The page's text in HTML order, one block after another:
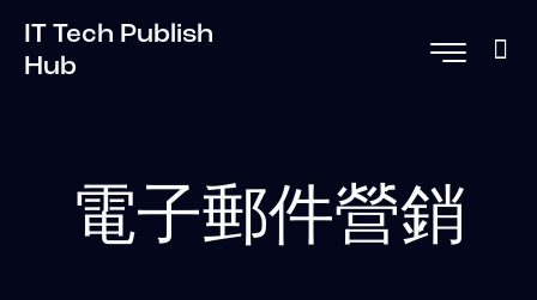
IT Tech Publish
Hub
電子郵件營銷